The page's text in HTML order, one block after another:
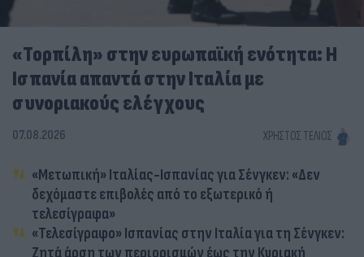
«Τορπίλη» στην ευρωπαϊκή ενότητα: Η
Ισπανία απαντά στην Ιταλία με
συνοριακούς ελέγχους
07.08.2026 ΧΡΉΣΤΟΣ ΤΈΛΙΟΣ
«Μετωπική» Ιταλίας-Ισπανίας για Σένγκεν: «Δεν
δεχόμαστε επιβολές από το εξωτερικό ή
τελεσίγραφα»
«Τελεσίγραφο» Ισπανίας στην Ιταλία για τη Σένγκεν: